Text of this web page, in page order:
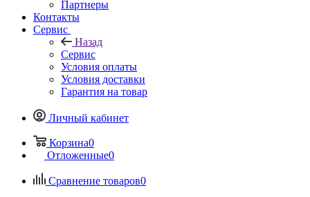
Партнеры
Контакты
Сервис
Назад
Сервис
Условия оплаты
Условия доставки
Гарантия на товар
Личный кабинет
Корзина0
Отложенные0
Сравнение товаров0